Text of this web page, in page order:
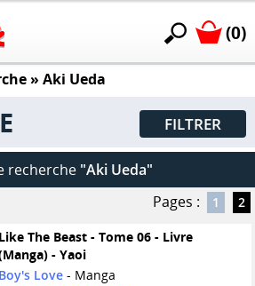
(0)
» Aki Ueda
FILTRER
recherche "Aki Ueda"
Pages :
1 2
Like The Beast - Tome 06 - Livre
- Yaoi
Boy's Love- Manga